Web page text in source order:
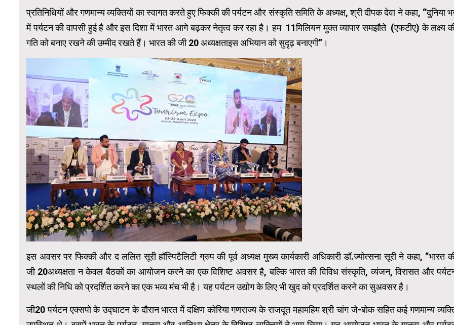
प्रतिनिधियों और गणमान्य व्यक्तियों का स्वागत करते हुए फिक्की की पर्यटन और संस्कृति समिति के अध्यक्ष, श्री दीपक देवा ने कहा, ‘’दुनिया
में पर्यटन की वापसी हुई है और इस दिशा में भारत आगे बढ़कर नेतृत्व कर रहा है। हम 11मिलियनमुक्‍त व्‍यापार समझौते (एफटीए) के लक्ष्य
गति को बनाए रखने की उम्मीद रखते हैं। भारत की जी 20अध्यक्षताइस अभियान को सुदृढ़ बनाएगी’’।
इस अवसर पर फिक्की और द ललित सूरी हॉस्पिटैलिटी ग्रुप की पूर्व अध्यक्ष मुख्‍य कार्यकारी अधिकारी डॉ.ज्योत्सना सूरी ने कहा, “भारत
जी 20अध्‍यक्षता न केवल बैठकों का आयोजन करने का एक विशिष्‍ट अवसर है, बल्कि भारत की विविध संस्कृति, व्यंजन, विरासत और
स्थलों की निधि को प्रदर्शित करने का एक भव्‍य मंच भी है। यह पर्यटन उद्योग के लिए भी खुद को प्रदर्शित करने का सुअवसर है।
जी20 पर्यटन एक्सपो के उद्घाटन के दौरान भारत में दक्षिण कोरिया गणराज्य के राजदूत महामहिम श्री चांग जे-बोक सहित कई गणमान्य